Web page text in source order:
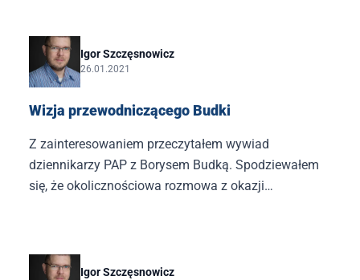
tychże (piszę tu oczywiście o aliansie Owsiak–
Lempart), to trzeba włączyć nadzwyczajny tok
myślenia i rozumienia nie tylko języka polskiego, lecz
także podstawowych praw logiki.
Igor Szczęsnowicz
26.01.2021
Wizja przewodniczącego Budki
Z zainteresowaniem przeczytałem wywiad
dziennikarzy PAP z Borysem Budką. Spodziewałem
się, że okolicznościowa rozmowa z okazji
czołowych polityków do konkurencji mogłyby
Igor Szczęsnowicz